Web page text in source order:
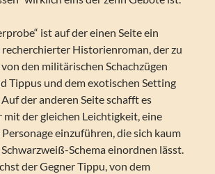
ist auf der einen Seite ein
Historienroman, der zu
den militärischen Schachzügen
Tippus und dem exotischen Setting
der anderen Seite schafft es
der gleichen Leichtigkeit, eine
einzuführen, die sich kaum
Schema einordnen lässt.
der Gegner Tippu, von dem